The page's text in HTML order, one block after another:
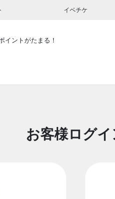
イベチケ
イントがたまる！
お客様ログイ